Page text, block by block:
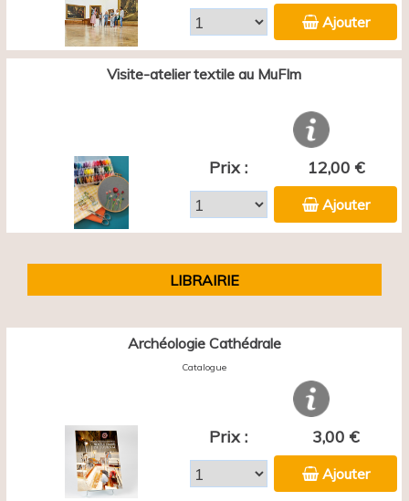
Ajouter
Visite-atelier textile au MuFIm
Prix : 12,00 €
Ajouter
LIBRAIRIE
Archéologie Cathédrale
Catalogue
Prix : 3,00 €
Ajouter